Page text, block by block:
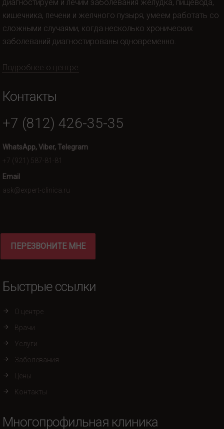
диагностируем и лечим заболевания желудка, пищевода,
кишечника, печени и желчного пузыря, умеем работать со
сложными случаями, когда несколько хронических
заболеваний диагностированы одновременно.
Подробнее о центре
Контакты
+7 (812) 426-35-35
WhatsApp, Viber, Telegram
+7 (921) 587-81-81
Email
ask@expert-clinica.ru
ПЕРЕЗВОНИТЕ МНЕ
Быстрые ссылки
О центре
Врачи
Услуги
Заболевания
Цены
Контакты
Многопрофильная клиника